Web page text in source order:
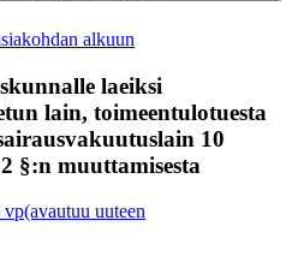
alkuun
laeiksi
lain, toimeentulotuesta
10
§:n muuttamisesta
vp(avautuu uuteen